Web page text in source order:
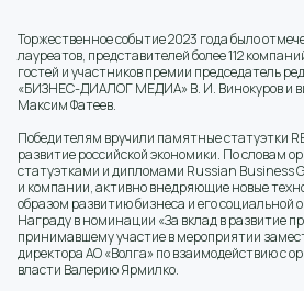
Торжественное событие 2023 года было
лауреатов, представителей более 112
гостей и участников премии председатель
«БИЗНЕС-ДИАЛОГ МЕДИА» В. И. Винокуров и
Максим Фатеев.
Победителям вручили памятные статуэтки
развитие российской экономики. По словам
статуэтками и дипломами Russian Business
и компании, активно внедряющие новые
образом развитию бизнеса и его социальной
Награду в номинации «За вклад в развитие
принимавшему участие в мероприятии
директора АО «Волга» по взаимодействию с
власти Валерию Ярмилко.